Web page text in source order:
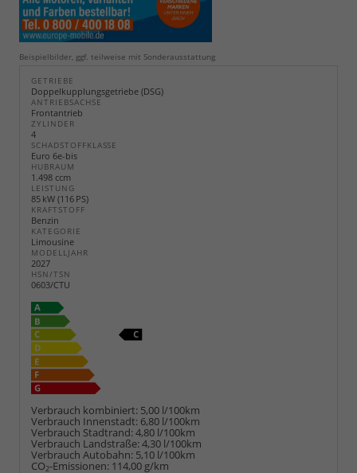
Beispielbilder, ggf. teilweise mit Sonderausstattung
GETRIEBE
Doppelkupplungsgetriebe (DSG)
ANTRIEBSACHSE
Frontantrieb
ZYLINDER
4
SCHADSTOFFKLASSE
Euro 6e-bis
HUBRAUM
1.498 ccm
LEISTUNG
85 kW (116 PS)
KRAFTSTOFF
Benzin
KATEGORIE
Limousine
MODELLJAHR
2027
HSN/TSN
0603/CTU
Verbrauch kombiniert: 5,00 l/100km
Verbrauch Innenstadt: 6,80 l/100km
Verbrauch Stadtrand:4,80 l/100km
Verbrauch Landstraße:4,30 l/100km
Verbrauch Autobahn: 5,10 l/100km
CO2-Emissionen: 114,00 g/km